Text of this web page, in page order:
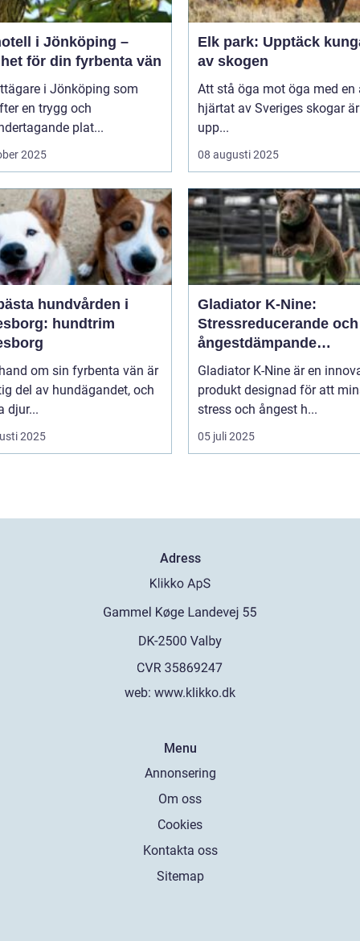
i Jönköping –
för din fyrbenta vän
i Jönköping som
en trygg och
plat...
2025
Elk park: Upptäck
av skogen
Att stå öga mot öga med en
hjärtat av Sveriges skogar
upp...
08 augusti 2025
hundvården i
hundtrim
om sin fyrbenta vän är
del av hundägandet, och
djur...
2025
Gladiator K-Nine:
Stressreducerande och
ångestdämpande
hundhalsband
Gladiator K-Nine är en
produkt designad för att
stress och ångest h...
05 juli 2025
Adress
web: www.klikko.dk
Menu
Annonsering
Om oss
Cookies
Kontakta oss
Sitemap